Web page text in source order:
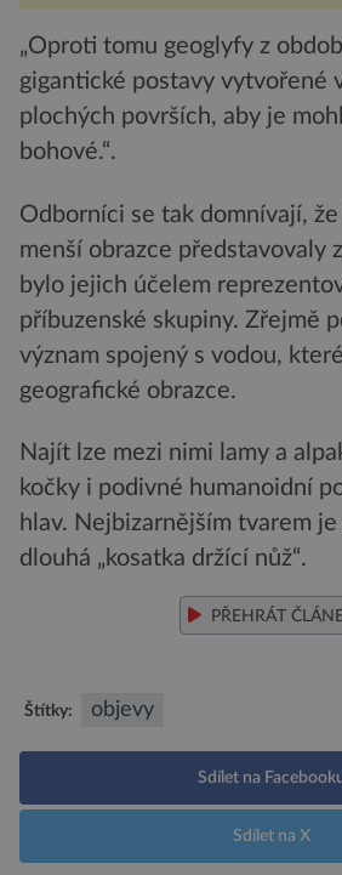
„Oproti tomu geoglyfy z
gigantické postavy vytvořené
plochých površích, aby je
bohové.“.
Odborníci se tak domnívají,
menší obrazce představovaly
bylo jejich účelem
příbuzenské skupiny. Zřejmě
význam spojený s vodou,
geografické obrazce.
Najít lze mezi nimi lamy a
kočky i podivné humanoidní
hlav. Nejbizarnějším tvarem
dlouhá „kosatka držící nůž“.
PŘEHRÁT
Štítky: objevy
Sdílet na
Sdílet na X